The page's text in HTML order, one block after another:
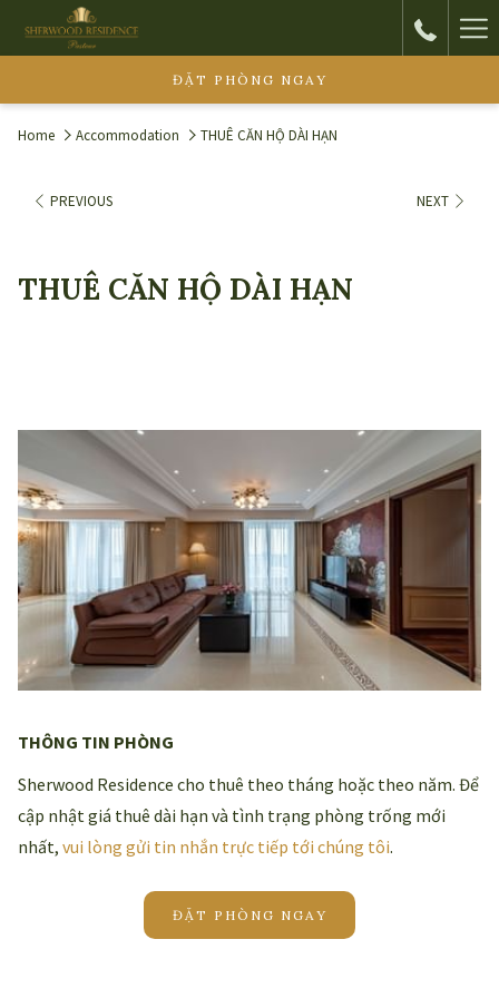
ĐẶT PHÒNG NGAY
Home Accommodation THUÊ CĂN HỘ DÀI HẠN
PREVIOUS NEXT
THUÊ CĂN HỘ DÀI HẠN
THÔNG TIN PHÒNG
Sherwood Residence cho thuê theo tháng hoặc theo năm. Để
cập nhật giá thuê dài hạn và tình trạng phòng trống mới
nhất, vui lòng gửi tin nhắn trực tiếp tới chúng tôi.
ĐẶT PHÒNG NGAY